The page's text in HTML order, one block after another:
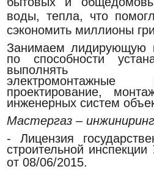
воды, тепла, что
сэкономить миллионы
Занимаем лидирующую
по способности
выполнять
проектирование,
инженерных систем
Мастергаз –
- Лицензия
строительной
от 08/06/2015.